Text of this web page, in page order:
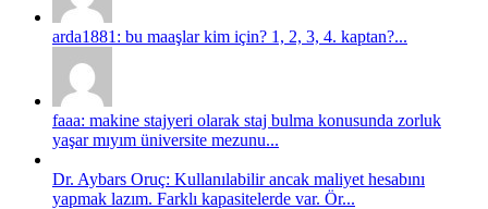
arda1881: bu maaşlar kim için? 1, 2, 3, 4. kaptan?...
faaa: makine stajyeri olarak staj bulma konusunda zorluk
yaşar mıyım üniversite mezunu...
Dr. Aybars Oruç: Kullanılabilir ancak maliyet hesabını
yapmak lazım. Farklı kapasitelerde var. Ör...